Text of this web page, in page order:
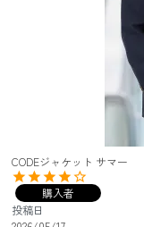
CODEジャケット サマー
購入者
投稿日